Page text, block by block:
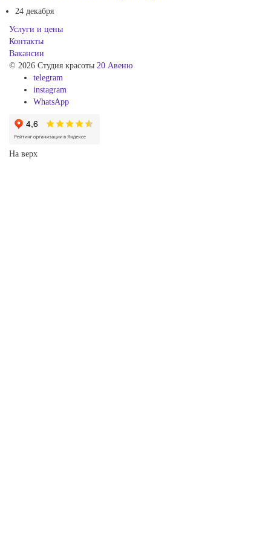
24 декабря
Услуги и цены
Контакты
Вакансии
© 2026 Студия красоты 20 Авеню
telegram
instagram
WhatsApp
На верх